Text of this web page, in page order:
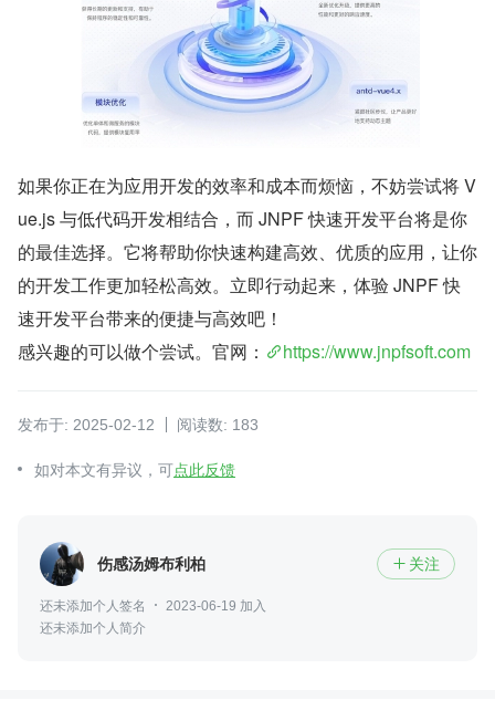
如果你正在为应用开发的效率和成本而烦恼，不妨尝试将 V
ue.js 与低代码开发相结合，而 JNPF 快速开发平台将是你
的最佳选择。它将帮助你快速构建高效、优质的应用，让你
的开发工作更加轻松高效。立即行动起来，体验 JNPF 快
速开发平台带来的便捷与高效吧！
感兴趣的可以做个尝试。官网：
https://www.jnpfsoft.com
发布于: 2025-02-12 阅读数: 183
如对本文有异议，可点此反馈
伤感汤姆布利柏  关注
还未添加个人签名
2023-06-19 加入
还未添加个人简介